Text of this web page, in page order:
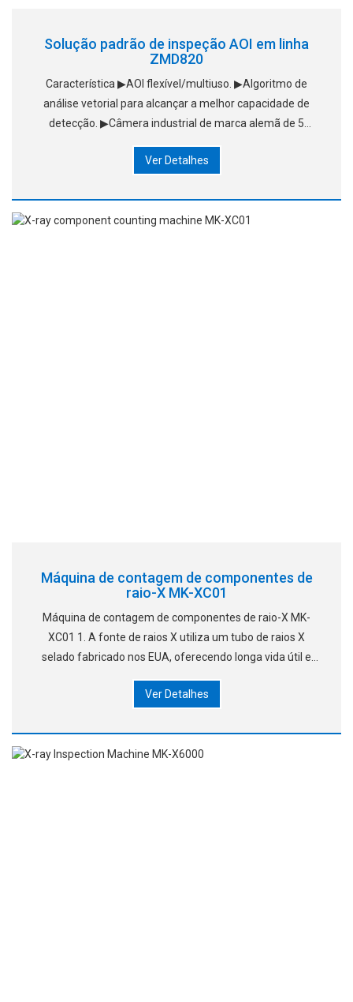
Solução padrão de inspeção AOI em linha
ZMD820
Característica ▶AOI flexível/multiuso. ▶Algoritmo de
análise vetorial para alcançar a melhor capacidade de
detecção. ▶Câmera industrial de marca alemã de 5
múltiplas funções de detecção
Ver Detalhes
Máquina de contagem de componentes de
raio-X MK-XC01
Máquina de contagem de componentes de raio-X MK-
XC01 1. A fonte de raios X utiliza um tubo de raios X
selado fabricado nos EUA, oferecendo longa vida útil e
ultra-alta definição de 17 polegadas para eliminar
Ver Detalhes